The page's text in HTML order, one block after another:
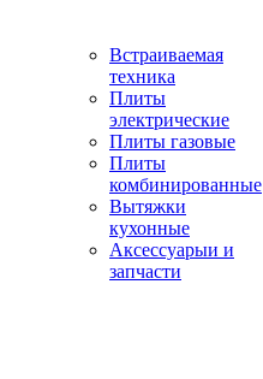
Встраиваемая
техника
Плиты
электрические
Плиты газовые
Плиты
комбинированные
Вытяжки
кухонные
Аксессуарыи и
запчасти